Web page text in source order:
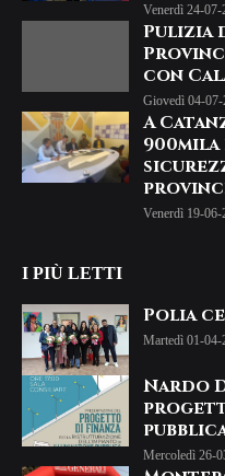
Venerdì 24-07-
Pulizia
con
Giovedì 04-
A
Venerdì 19-06-
I PIÙ LETTI
Polia
Martedì 01-04-
Nardo
Mercoledì 26-